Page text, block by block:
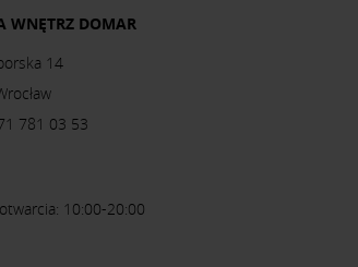
WNĘTRZ DOMAR
14
781 03 53
10:00-20:00